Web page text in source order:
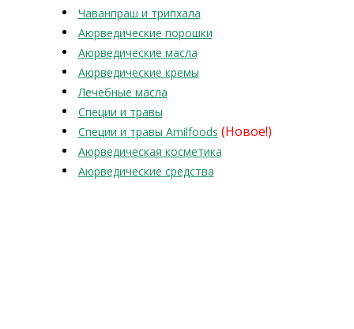
Чаванпраш и трипхала
Аюрведические порошки
Аюрведические масла
Аюрведические кремы
Лечебные масла
Специи и травы
Специи и травы Amilfoods (Новое!)
Аюрведическая косметика
Аюрведические средства